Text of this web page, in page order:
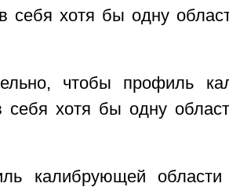
себя хотя бы одну
чтобы профиль
себя хотя бы одну
калибрующей